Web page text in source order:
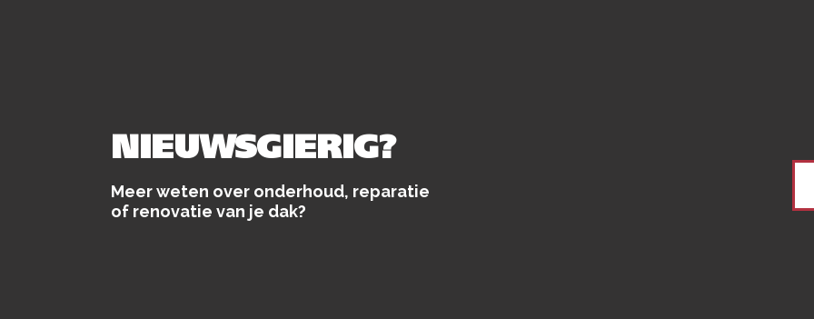
NIEUWSGIERIG?
Meer weten over onderhoud, reparatie
of renovatie van je dak?